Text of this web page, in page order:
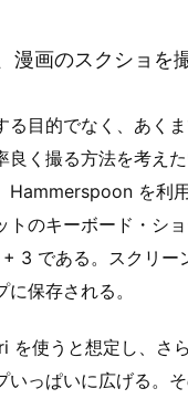
漫画のスクショを
る目的でなく、あく
く撮る方法を考えた
を利用
のキーボード・ショ
3 である。スクリー
保存される。
を使うと想定し、さ
いっぱいに広げる。